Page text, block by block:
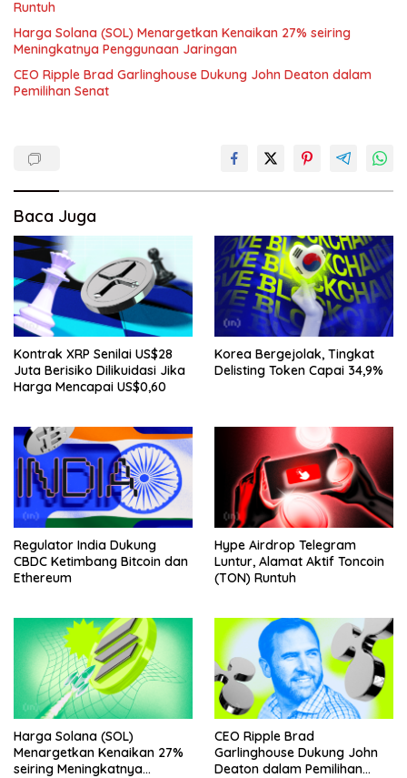
Runtuh
Harga Solana (SOL) Menargetkan Kenaikan 27% seiring
Meningkatnya Penggunaan Jaringan
CEO Ripple Brad Garlinghouse Dukung John Deaton dalam
Pemilihan Senat
Baca Juga
Kontrak XRP Senilai US$28
Juta Berisiko Dilikuidasi Jika
Harga Mencapai US$0,60
Korea Bergejolak, Tingkat
Delisting Token Capai 34,9%
Regulator India Dukung
CBDC Ketimbang Bitcoin dan
Ethereum
Hype Airdrop Telegram
Luntur, Alamat Aktif Toncoin
(TON) Runtuh
Harga Solana (SOL)
Menargetkan Kenaikan 27%
seiring Meningkatnya
CEO Ripple Brad
Garlinghouse Dukung John
Deaton dalam Pemilihan